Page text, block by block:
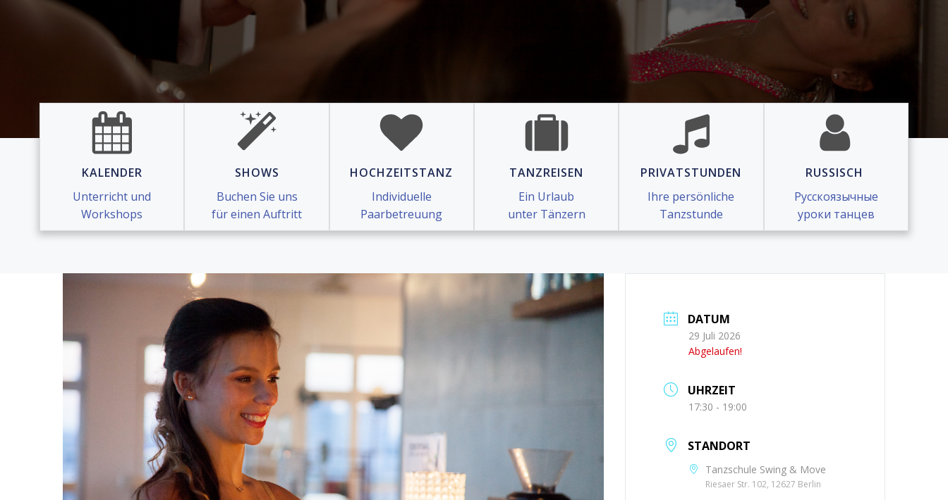
KALENDER
Unterricht und
Workshops
SHOWS
Buchen Sie uns
für einen Auftritt
HOCHZEITSTANZ
Individuelle
Paarbetreuung
TANZREISEN
Ein Urlaub
unter Tänzern
PRIVATSTUNDEN
Ihre persönliche
Tanzstunde
RUSSISCH
Русскоязычные
уроки танцев
DATUM
29 Juli 2026
Abgelaufen!
UHRZEIT
17:30 - 19:00
STANDORT
Tanzschule Swing & Move
Riesaer Str. 102, 12627 Berlin